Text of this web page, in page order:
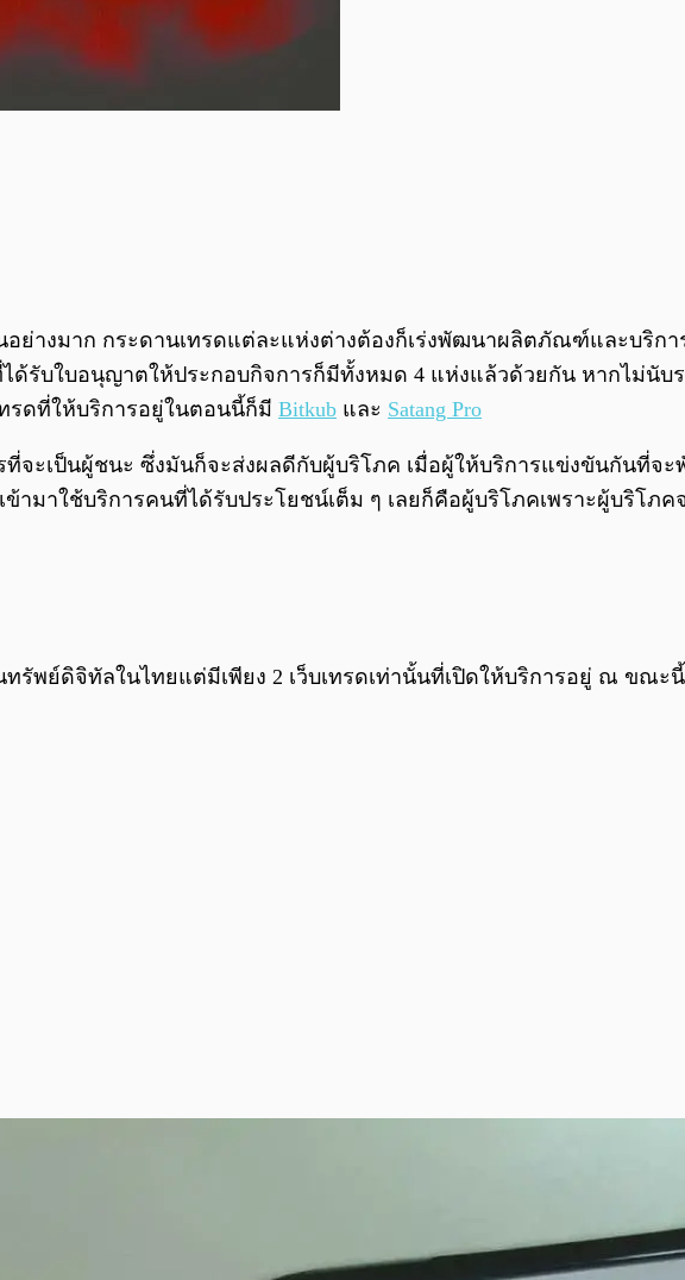
ย่างมาก กระดานเทรดแต่ละแห่งต่างต้องก็เร่งพัฒนาผลิตภัณฑ์และบริกา
ด้รับใบอนุญาตให้ประกอบกิจการก็มีทั้งหมด 4 แห่งแล้วด้วยกัน หากไม่นับ
ทรดที่ให้บริการอยู่ในตอนนี้ก็มี Bitkub และ Satang Pro
จะเป็นผู้ชนะ ซึ่งมันก็จะส่งผลดีกับผู้บริโภค เมื่อผู้ให้บริการแข่งขันกันที่
ามาใช้บริการคนที่ได้รับประโยชน์เต็ม ๆ เลยก็คือผู้บริโภคเพราะผู้บริโภ
พย์ดิจิทัลในไทยแต่มีเพียง 2 เว็บเทรดเท่านั้นที่เปิดให้บริการอยู่ ณ ขณะนี้